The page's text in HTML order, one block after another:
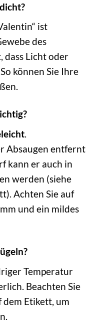
ist
des
Licht oder
können Sie Ihre
.
Absaugen entfernt
kann er auch in
werden (siehe
Achten Sie auf
und ein mildes
Temperatur
Beachten Sie
dem Etikett, um